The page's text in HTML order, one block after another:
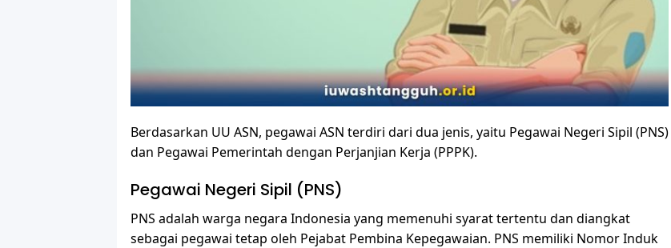
Berdasarkan UU ASN, pegawai ASN terdiri dari dua jenis, yaitu Pegawai Negeri Sipil (PNS)
dan Pegawai Pemerintah dengan Perjanjian Kerja (PPPK).
Pegawai Negeri Sipil (PNS)
PNS adalah warga negara Indonesia yang memenuhi syarat tertentu dan diangkat
sebagai pegawai tetap oleh Pejabat Pembina Kepegawaian. PNS memiliki Nomor Induk